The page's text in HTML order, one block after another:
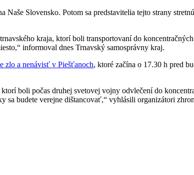
Slovensko. Potom sa predstavitelia tejto strany
kraja, ktorí boli transportovaní do
informoval dnes Trnavský samosprávny kraj.
zlo a nenávisť v Piešťanoch, ktoré začína o 17.30 h pred
boli počas druhej svetovej vojny odvlečení do
budete verejne dištancovať,“ vyhlásili organizátori